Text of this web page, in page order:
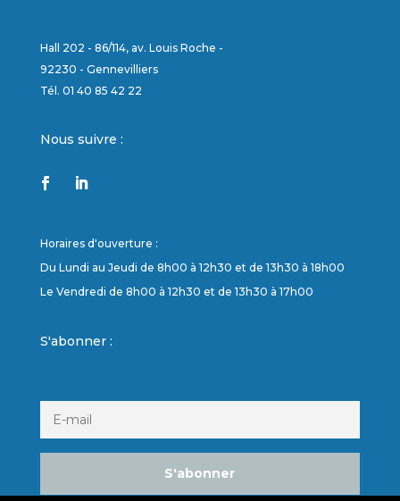
Hall 202 - 86/114, av. Louis Roche -
92230 - Gennevilliers
Tél. 01 40 85 42 22
Nous suivre :
Horaires d'ouverture :
Du Lundi au Jeudi de 8h00 à 12h30 et de 13h30 à 18h00
Le Vendredi de 8h00 à 12h30 et de 13h30 à 17h00
S'abonner :
S'abonner